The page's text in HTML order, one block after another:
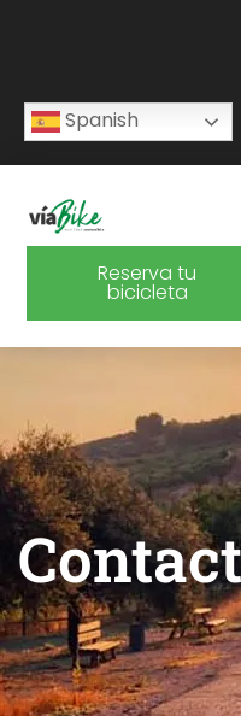
Spanish
Reserva tu
bicicleta